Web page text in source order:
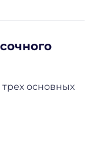
основных